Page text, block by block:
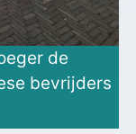
de
bevrijders